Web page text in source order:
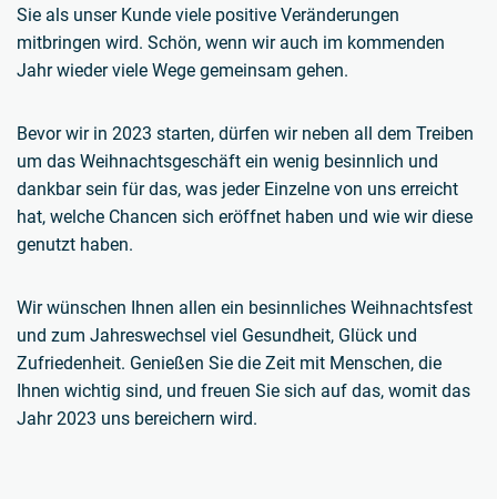
Sie als unser Kunde viele positive Veränderungen
mitbringen wird. Schön, wenn wir auch im kommenden
Jahr wieder viele Wege gemeinsam gehen.
Bevor wir in 2023 starten, dürfen wir neben all dem Treiben
um das Weihnachtsgeschäft ein wenig besinnlich und
dankbar sein für das, was jeder Einzelne von uns erreicht
hat, welche Chancen sich eröffnet haben und wie wir diese
genutzt haben.
Wir wünschen Ihnen allen ein besinnliches Weihnachtsfest
und zum Jahreswechsel viel Gesundheit, Glück und
Zufriedenheit. Genießen Sie die Zeit mit Menschen, die
Ihnen wichtig sind, und freuen Sie sich auf das, womit das
Jahr 2023 uns bereichern wird.